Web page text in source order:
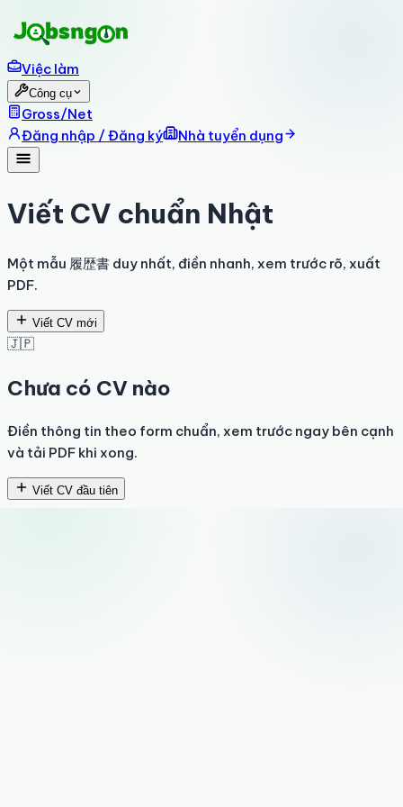
Việc làm
Công cụ
Gross/Net
Đăng nhập / Đăng ký
Nhà tuyển dụng
Viết CV chuẩn Nhật
Một mẫu 履歴書 duy nhất, điền nhanh, xem trước rõ, xuất
PDF.
Viết CV mới
🇯🇵
Chưa có CV nào
Điền thông tin theo form chuẩn, xem trước ngay bên cạnh
và tải PDF khi xong.
Viết CV đầu tiên